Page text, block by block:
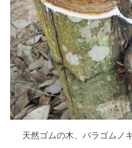
天然ゴムの木、パラゴムノ